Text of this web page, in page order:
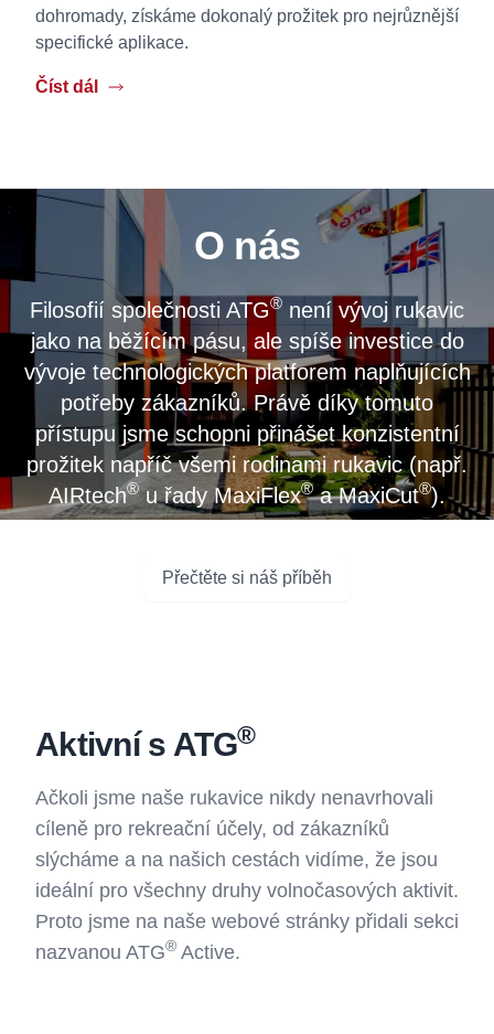
dohromady, získáme dokonalý prožitek pro nejrůznější
specifické aplikace.
Číst dál
O nás
Filosofií společnosti ATG® není vývoj rukavic
jako na běžícím pásu, ale spíše investice do
vývoje technologických platforem naplňujících
potřeby zákazníků. Právě díky tomuto
přístupu jsme schopni přinášet konzistentní
prožitek napříč všemi rodinami rukavic (např.
AIRtech®u řady MaxiFlex®a MaxiCut®).
Přečtěte si náš příběh
Aktivní s ATG®
Ačkoli jsme naše rukavice nikdy nenavrhovali
cíleně pro rekreační účely, od zákazníků
slýcháme a na našich cestách vidíme, že jsou
ideální pro všechny druhy volnočasových aktivit.
Proto jsme na naše webové stránky přidali sekci
nazvanou ATG® Active.